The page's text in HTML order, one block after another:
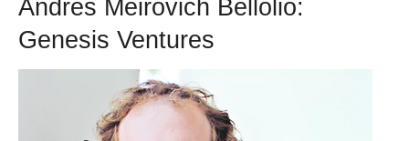
Andrés Meirovich Bellolio:
Genesis Ventures